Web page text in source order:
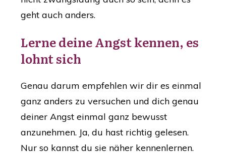
geht auch anders.
Lerne deine Angst kennen, es
lohnt sich
Genau darum empfehlen wir dir es einmal
ganz anders zu versuchen und dich genau
deiner Angst einmal ganz bewusst
anzunehmen. Ja, du hast richtig gelesen.
Nur so kannst du sie näher kennenlernen.